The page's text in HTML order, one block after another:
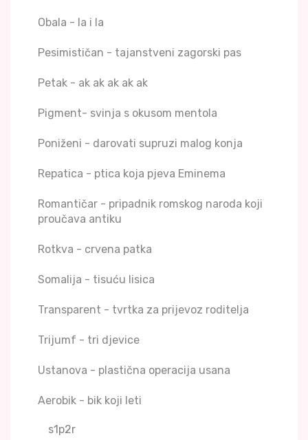
Obala - la i la
Pesimističan - tajanstveni zagorski pas
Petak - ak ak ak ak ak
Pigment- svinja s okusom mentola
Poniženi - darovati supruzi malog konja
Repatica - ptica koja pjeva Eminema
Romantičar - pripadnik romskog naroda koji
proučava antiku
Rotkva - crvena patka
Somalija - tisuću lisica
Transparent - tvrtka za prijevoz roditelja
Trijumf - tri djevice
Ustanova - plastična operacija usana
Aerobik - bik koji leti
s1p2r